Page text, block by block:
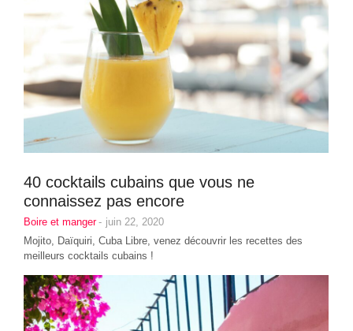
40 cocktails cubains que vous ne
connaissez pas encore
Boire et manger - juin 22, 2020
Mojito, Daïquiri, Cuba Libre, venez découvrir les recettes des
meilleurs cocktails cubains !